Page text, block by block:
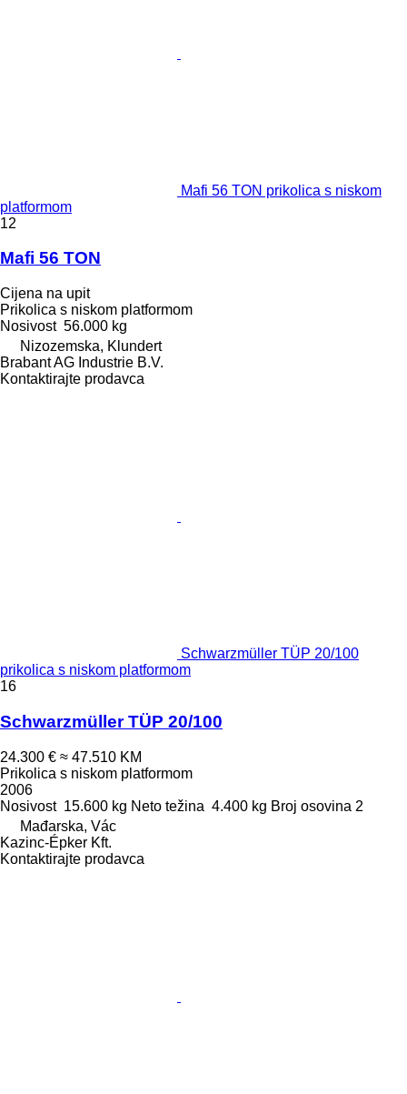
Mafi 56 TON prikolica s niskom
platformom
12
Mafi 56 TON
Cijena na upit
Prikolica s niskom platformom
Nosivost 56.000 kg
Nizozemska, Klundert
Brabant AG Industrie B.V.
Kontaktirajte prodavca
Schwarzmüller TÜP 20/100
prikolica s niskom platformom
16
Schwarzmüller TÜP 20/100
24.300 € ≈ 47.510 KM
Prikolica s niskom platformom
2006
Nosivost 15.600 kg Neto težina 4.400 kg Broj osovina 2
Mađarska, Vác
Kazinc-Épker Kft.
Kontaktirajte prodavca